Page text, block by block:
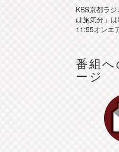
KBS京都ラ
は旅気分」
11:55オンエ
番組へ
ージ